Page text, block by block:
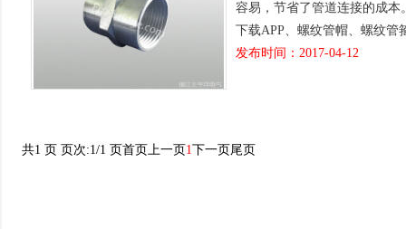
容易，节省了管道连接的成
下载APP、螺纹管帽、螺纹管
发布时间：2017-04-12
共1 页 页次:1/1 页首页上一页1下一页尾页